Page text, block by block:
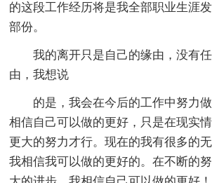
的这段工作经历将是我全部职业生涯
部份。
我的离开只是自己的缘由，没有
由，我想说
的是，我会在今后的工作中努力
相信自己可以做的更好，只是在现实
更大的努力才行。现在的我有很多的
我相信我可以做的更好的。在不断的